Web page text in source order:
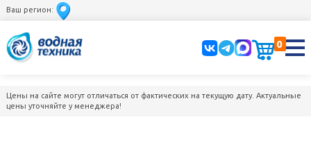
Ваш регион:
0
Цены на сайте могут отличаться от фактических на текущую дату. Актуальные
цены уточняйте у менеджера!